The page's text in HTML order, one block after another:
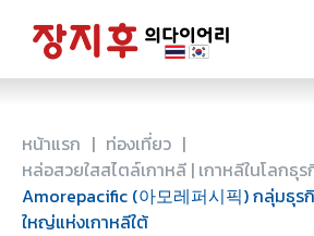
หน้าแรก | ท่องเที่ยว |
หล่อสวยใสสไตล์เกาหลี | เกาหลีในโลกธุ
Amorepacific (아모레퍼시픽) กลุ่มธุร
ใหญ่แห่งเกาหลีใต้